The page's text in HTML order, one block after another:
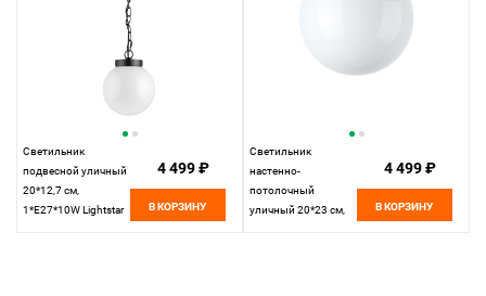
Светильник
подвесной уличный
20*12,7 см,
1*E27*10W Lightstar
4 499 ₽
В КОРЗИНУ
Светильник
настенно-
потолочный
уличный 20*23 см,
4 499 ₽
В КОРЗИНУ